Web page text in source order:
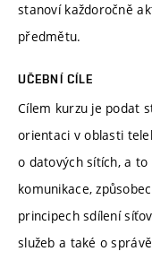
stanoví každoročně
předmětu.
UČEBNÍ CÍLE
Cílem kurzu je podat
orientaci v oblasti
o datových sítích, a
komunikace,
principech sdílení
služeb a také o